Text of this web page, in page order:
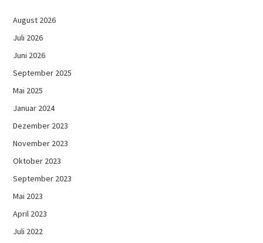
August 2026
Juli 2026
Juni 2026
September 2025
Mai 2025
Januar 2024
Dezember 2023
November 2023
Oktober 2023
September 2023
Mai 2023
April 2023
Juli 2022